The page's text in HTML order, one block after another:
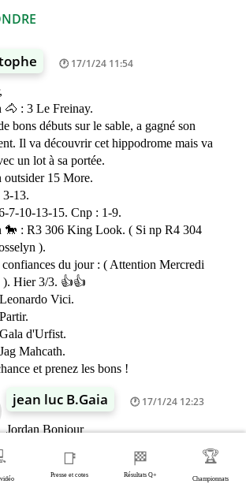
17/1/24 11:54
: 3 Le Freinay.
bons débuts sur le sable, a gagné son
Il va découvrir cet hippodrome mais va
un lot à sa portée.
15 More.
13.
7-10-13-15. Cnp : 1-9.
: R3 306 King Look. ( Si np R4 304
).
du jour : ( Attention Mercredi
). Hier 3/3. 👍👍
Vici.
d'Urfist.
Mahcath.
et prenez les bons !
jean luc B.Gaia 17/1/24 12:23
Jordan Bonjour
j'aime bien ton 3 Freinay , mais il faut qu'il
arrête de Freiner , sinon cela ne va pas le
faire 😂 , enfin j'espère pour toi . Amitié
📑
Presse et cotes
🏁
Résultats Q+
🏆
Championnats